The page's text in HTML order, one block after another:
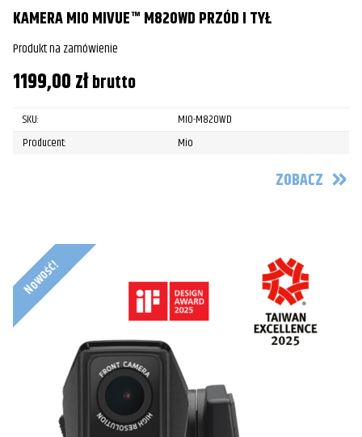
KAMERA MIO MIVUE™ M820WD PRZÓD I TYŁ
Produkt na zamówienie
1199,00złbrutto
SKU:
MIO-M820WD
Producent:
Mio
ZOBACZ
Nowość!